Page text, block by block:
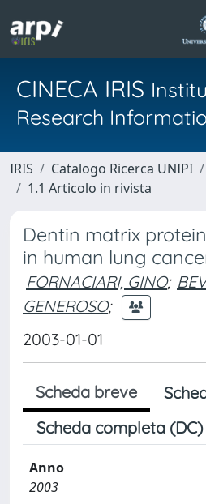
CINECA IRIS
Research
IRIS Catalogo Ricerca UNIPI
1.1 Articolo in rivista
Dentin matrix
in human lung
FORNACIARI, GINO;
GENEROSO;
2003-01-01
Scheda breve
Scheda completa (DC)
Anno
2003